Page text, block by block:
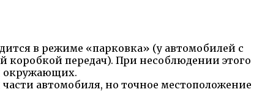
в режиме «парковка» (у автомобилей с
коробкой передач). При несоблюдении этого
окружающих.
автомобиля, но точное местоположение